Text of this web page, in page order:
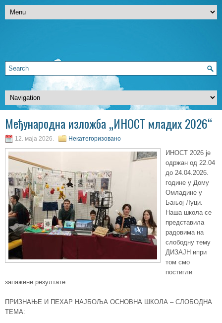
Mеђународна изложба „ИНОСТ младих 2026“
12. маја 2026. Некатегоризовано
ИНОСТ 2026 је
одржан од 22.04
до 24.04.2026.
године у Дому
Омладине у
Бањој Луци.
Наша школа се
представила
радовима на
слободну тему
ДИЗАЈН ипри
том смо
постигли
запажене резултате.
ПРИЗНАЊЕ И ПЕХАР НАЈБОЉА ОСНОВНА ШКОЛА – СЛОБОДНА
ТЕМА: